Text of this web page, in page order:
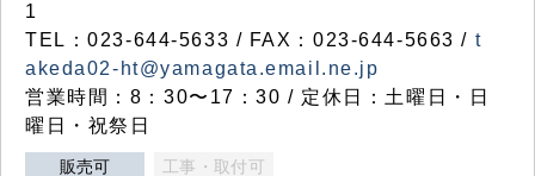
1
TEL：023-644-5633 / FAX：023-644-5663 / t
akeda02-ht@yamagata.email.ne.jp
営業時間：8：30〜17：30 / 定休日：土曜日・日
曜日・祝祭日
販売可 工事・取付可